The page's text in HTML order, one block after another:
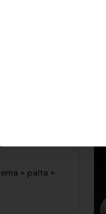
+ palta +